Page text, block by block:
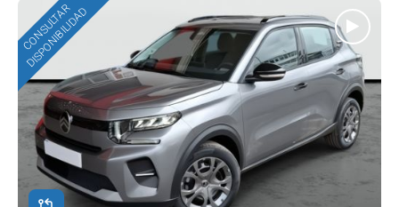
CONSULTAR
DISPONIBILIDAD